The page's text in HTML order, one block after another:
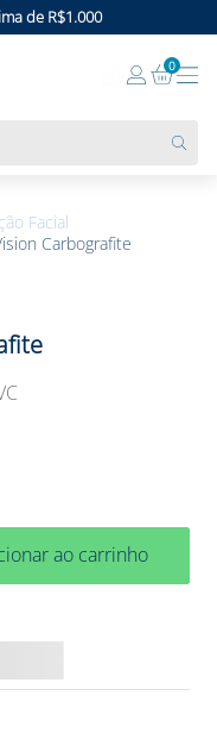
de R$1.000
0
Facial
Carbografite
ao carrinho